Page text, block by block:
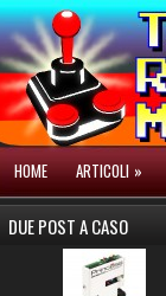
HOME ARTICOLI »
DUE POST A CASO